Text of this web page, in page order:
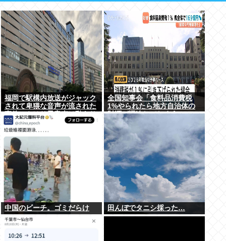
福岡で駅構内放送がジャック
されて卑猥な音声が流された
事件、やはり元音声は動あり
の動画だった
全国知事会「食料品消費税
1%やられたら地方自治体の
財源が逼迫してしまう 」…こ
の流れ地方税増税するしかな
いよ、もう
中国のビーチ。ゴミだらけ 田んぼでタニシ採った…